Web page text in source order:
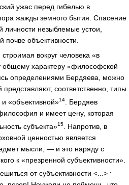
ужас перед гибелью в
жажды земного бытия. Спасение
личности незыблемые устои,
объективности.
вокруг человека «в
общему характеру «философской
определениями Бердяева, можно
представляют, соответственно, типы
«объективной»14. Бердяев
и имеет цену, которая
субъекта»15
. Напротив, в
ценностью является
мысли, — и это наряду с
к «презренной субъективности».
от субъективности <...>